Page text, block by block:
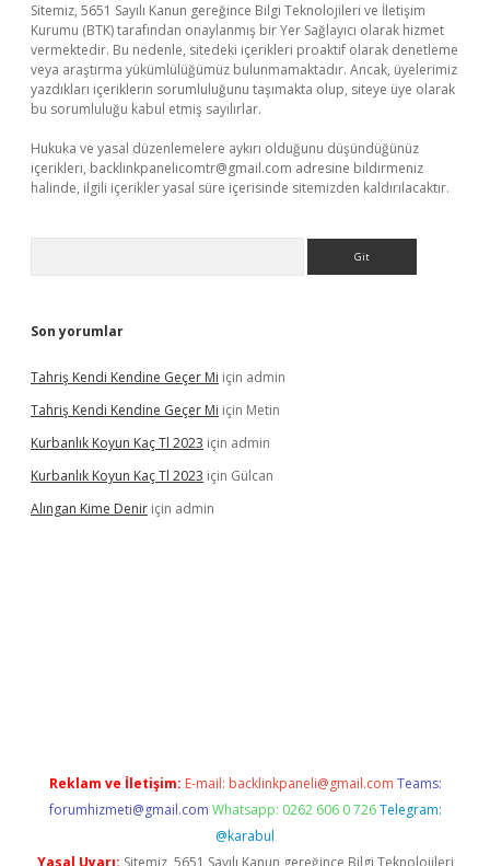
Sitemiz, 5651 Sayılı Kanun gereğince Bilgi Teknolojileri ve İletişim
Kurumu (BTK) tarafından onaylanmış bir Yer Sağlayıcı olarak hizmet
vermektedir. Bu nedenle, sitedeki içerikleri proaktif olarak denetleme
veya araştırma yükümlülüğümüz bulunmamaktadır. Ancak, üyelerimiz
yazdıkları içeriklerin sorumluluğunu taşımakta olup, siteye üye olarak
bu sorumluluğu kabul etmiş sayılırlar.
Hukuka ve yasal düzenlemelere aykırı olduğunu düşündüğünüz
içerikleri, backlinkpanelicomtr@gmail.com adresine bildirmeniz
halinde, ilgili içerikler yasal süre içerisinde sitemizden kaldırılacaktır.
Son yorumlar
Tahriş Kendi Kendine Geçer Mi için admin
Tahriş Kendi Kendine Geçer Mi için Metin
Kurbanlık Koyun Kaç Tl 2023 için admin
Kurbanlık Koyun Kaç Tl 2023 için Gülcan
Alıngan Kime Denir için admin
Reklam ve İletişim: E-mail: backlinkpaneli@gmail.com Teams:
forumhizmeti@gmail.com Whatsapp: 0262 606 0 726 Telegram:
@karabul
Yasal Uyarı: Sitemiz, 5651 Sayılı Kanun gereğince Bilgi Teknolojileri